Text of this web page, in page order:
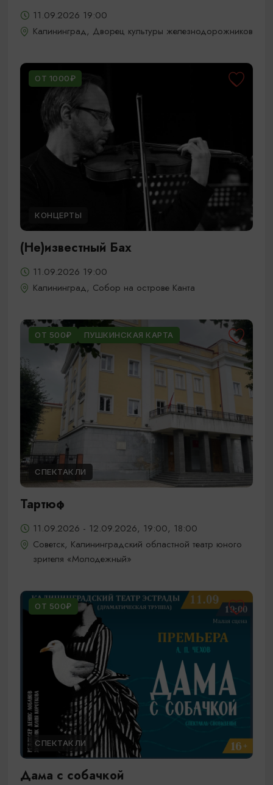
11.09.2026 19:00
Калининград, Дворец культуры железнодорожников
ОТ 1000₽
КОНЦЕРТЫ
(Не)известный Бах
11.09.2026 19:00
Калининград, Собор на острове Канта
ОТ 500₽ ПУШКИНСКАЯ КАРТА
СПЕКТАКЛИ
Тартюф
11.09.2026 - 12.09.2026, 19:00, 18:00
Советск, Калининградский областной театр юного
зрителя «Молодежный»
ОТ 500₽
СПЕКТАКЛИ
Дама с собачкой